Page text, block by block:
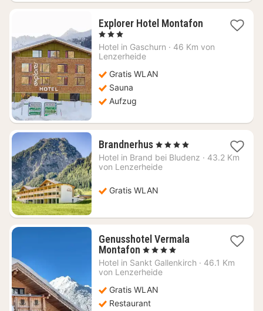
Explorer Hotel Montafon1
ab
, 3 Sterne
Hotel in Gaschurn · 46 Km von
Lenzerheide
Gratis WLAN
Sauna
Aufzug
Brandnerhus1
Nacht
ab
€
, 4 Sterne
Hotel in Brand bei Bludenz · 43.2 Km
von Lenzerheide
Gratis WLAN
Genusshotel Vermala
Montafon 1
Nacht
ab
€
, 4 Sterne
Hotel in Sankt Gallenkirch · 46.1 Km
von Lenzerheide
Gratis WLAN
Restaurant